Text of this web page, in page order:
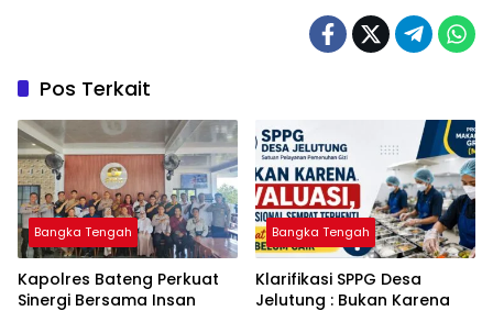
Pos Terkait
Bangka Tengah
‎Kapolres Bateng Perkuat
Sinergi Bersama Insan
Bangka Tengah
‎Klarifikasi SPPG Desa
Jelutung : Bukan Karena